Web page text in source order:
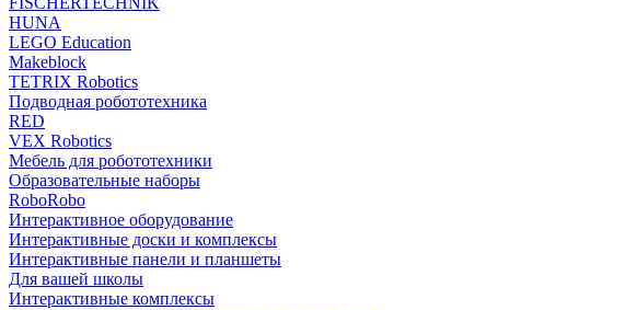
HUNA
LEGO Education
Makeblock
TETRIX Robotics
Подводная робототехника
RED
VEX Robotics
Мебель для робототехники
Образовательные наборы
RoboRobo
Интерактивное оборудование
Интерактивные доски и комплексы
Интерактивные панели и планшеты
Для вашей школы
Интерактивные комплексы